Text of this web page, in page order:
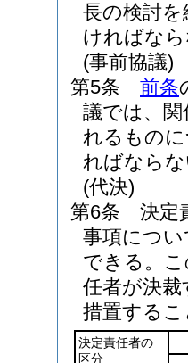
長の検討
ければな
(事前協議)
第5条
前条
議では、
れるもの
ればなら
(代決)
第6条
決定
事項につい
できる。
任者が決
措置する
決定責任者の
区分